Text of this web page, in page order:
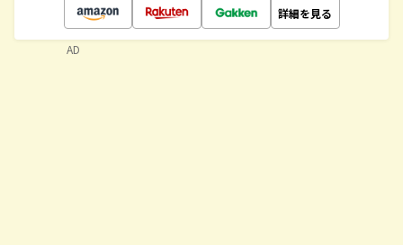
詳細を見る
AD